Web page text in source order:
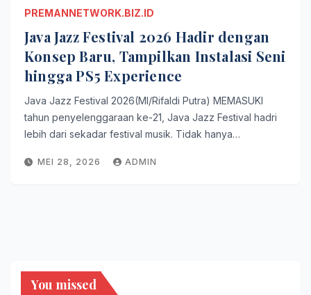
PREMANNETWORK.BIZ.ID
Java Jazz Festival 2026 Hadir dengan
Konsep Baru, Tampilkan Instalasi Seni
hingga PS5 Experience
Java Jazz Festival 2026(MI/Rifaldi Putra) MEMASUKI
tahun penyelenggaraan ke-21, Java Jazz Festival hadri
lebih dari sekadar festival musik. Tidak hanya…
MEI 28, 2026 ADMIN
You missed